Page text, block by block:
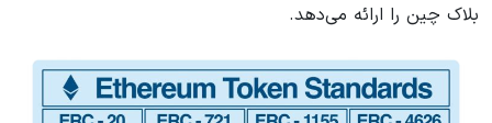
بلاک چین را ارائه می‌دهد.